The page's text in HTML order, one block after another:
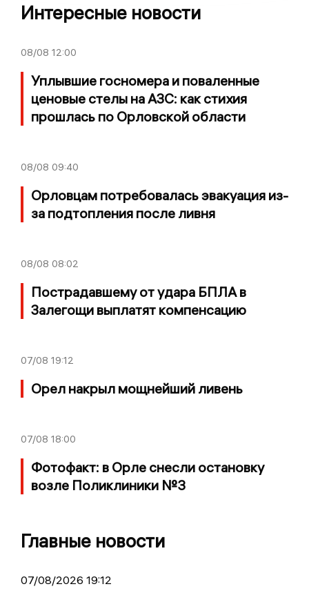
Интересные новости
08/08 12:00
Уплывшие госномера и поваленные
ценовые стелы на АЗС: как стихия
прошлась по Орловской области
08/08 09:40
Орловцам потребовалась эвакуация из-
за подтопления после ливня
08/08 08:02
Пострадавшему от удара БПЛА в
Залегощи выплатят компенсацию
07/08 19:12
Орел накрыл мощнейший ливень
07/08 18:00
Фотофакт: в Орле снесли остановку
возле Поликлиники №3
Главные новости
07/08/2026 19:12